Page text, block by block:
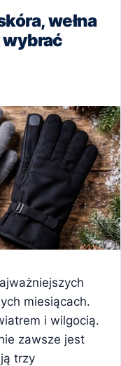
wełna
miesiącach.
i wilgocią.
zawsze jest
trzy